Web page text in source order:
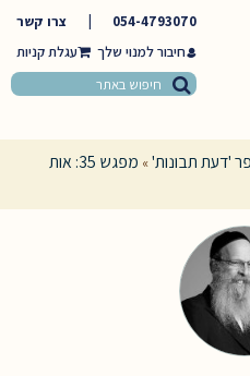
054-4793070
צרו קשר
חיבור למנוי שלך
'דעת תבונות'»
מפגש 35: אות